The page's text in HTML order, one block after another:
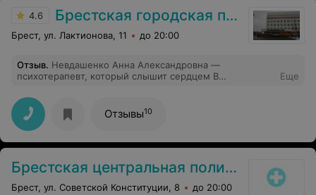
4.6 Брестская городская поликлиника № 6
Брест, ул. Лактионова, 11 до 20:00
Отзыв. Невдашенко Анна Александровна —
психотерапевт, который слышит сердцем В
«своего» специалиста — это настоящее везение. И
если вы ищете не просто консультацию, а безопасное
пространство, где царят безусловное принятие и
глубокое понимание, вам обязательно стоит
познакомиться с Невдашенко Анной Александровной.
гармонии академических знаний и природной эмпатии.
Это специалист, который не просто владеет
передовыми методиками психотерапии, но и обладает
Еще
Отзывы10
Брестская центральная поликлиника
Брест, ул. Советской Конституции, 8 до 20:00